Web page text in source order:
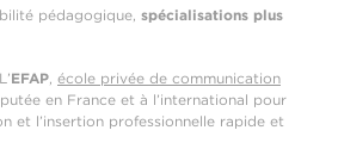
pédagogique, spécialisations plus
L’EFAP, école privée de communication
en France et à l’international pour
et l’insertion professionnelle rapide et